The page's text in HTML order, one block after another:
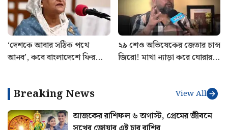
‘কিছু কন্টেন্টের জন্য ব্যাপক অর্থ
পাচ্ছে Meta!’ তদন্ত শুরু হতেই
বদলে গেল ‘বাংলার বাড়ি
প্রকল্পের’ নাম! ১০ লক্ষ পরিবারের